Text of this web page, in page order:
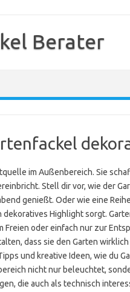
Berater
im Außenbereich. Sie
Stell dir vor, wie der
genießt. Oder wie eine
Highlight sorgt.
Freien oder einfach nur zur
dass sie den Garten
und kreative Ideen, wie du
nicht nur beleuchtet,
die auch als technisch